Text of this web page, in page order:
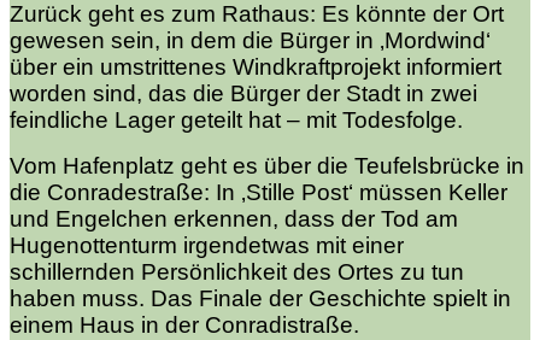
Zurück geht es zum Rathaus: Es könnte der Ort
gewesen sein, in dem die Bürger in ‚Mordwind‘
über ein umstrittenes Windkraftprojekt informiert
worden sind, das die Bürger der Stadt in zwei
feindliche Lager geteilt hat – mit Todesfolge.
Vom Hafenplatz geht es über die Teufelsbrücke in
die Conradestraße: In ‚Stille Post‘ müssen Keller
und Engelchen erkennen, dass der Tod am
Hugenottenturm irgendetwas mit einer
schillernden Persönlichkeit des Ortes zu tun
haben muss. Das Finale der Geschichte spielt in
einem Haus in der Conradistraße.